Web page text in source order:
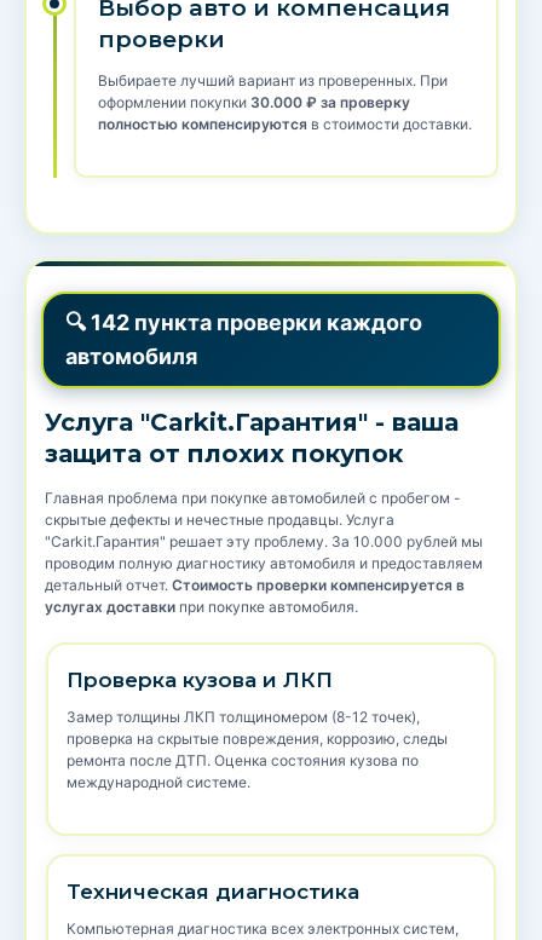
Выбор авто и компенсация
проверки
Выбираете лучший вариант из проверенных. При
оформлении покупки 30.000 ₽ за проверку
полностью компенсируются в стоимости доставки.
🔍 142 пункта проверки каждого
автомобиля
Услуга "Carkit.Гарантия" - ваша
защита от плохих покупок
Главная проблема при покупке автомобилей с пробегом -
скрытые дефекты и нечестные продавцы. Услуга
"Carkit.Гарантия" решает эту проблему. За 10.000 рублей мы
проводим полную диагностику автомобиля и предоставляем
детальный отчет. Стоимость проверки компенсируется в
услугах доставки при покупке автомобиля.
Проверка кузова и ЛКП
Замер толщины ЛКП толщиномером (8-12 точек),
проверка на скрытые повреждения, коррозию, следы
ремонта после ДТП. Оценка состояния кузова по
международной системе.
Техническая диагностика
Компьютерная диагностика всех электронных систем,